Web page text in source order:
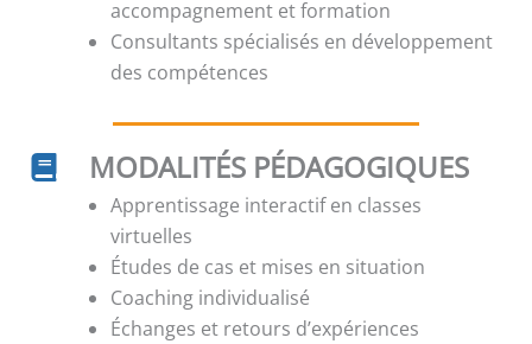
accompagnement et formation
Consultants spécialisés en développement
des compétences
MODALITÉS PÉDAGOGIQUES
Apprentissage interactif en classes
virtuelles
Études de cas et mises en situation
Coaching individualisé
Échanges et retours d’expériences